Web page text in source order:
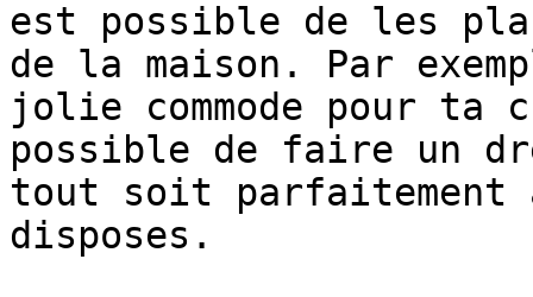
est possible de les
de la maison. Par
jolie commode pour ta
possible de faire un
tout soit parfaitement
disposes.